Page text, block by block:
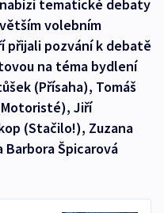
tematické debaty
volebním
přijali pozvání k debatě
na téma bydlení
(Přísaha), Tomáš
Jiří
(Stačilo!), Zuzana
Barbora Špicarová